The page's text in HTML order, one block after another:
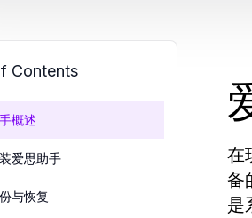
Contents
概述
爱思助手
与恢复
在
备
是